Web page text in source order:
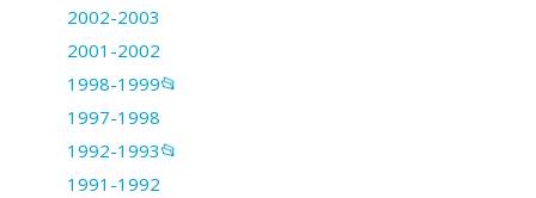
2002-2003
2001-2002
1998-1999📂
1997-1998
1992-1993📂
1991-1992